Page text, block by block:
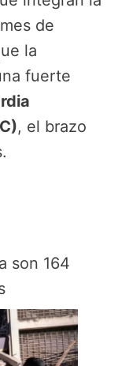
de
la
fuerte
, el brazo
son 164